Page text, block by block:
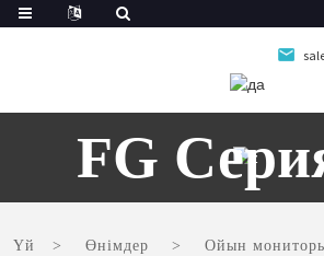
FG
Үй Өнімдер Ойын